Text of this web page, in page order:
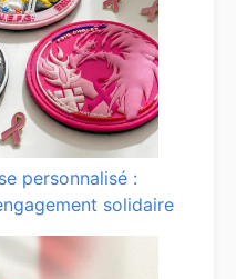
personnalisé :
solidaire